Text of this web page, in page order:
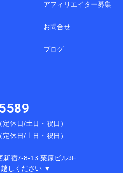
アフィリエイター募集
お問合せ
ブログ
休日/土日・祝日）
休日/土日・祝日）
新宿7-8-13 栗原ビル3F
しください ▼